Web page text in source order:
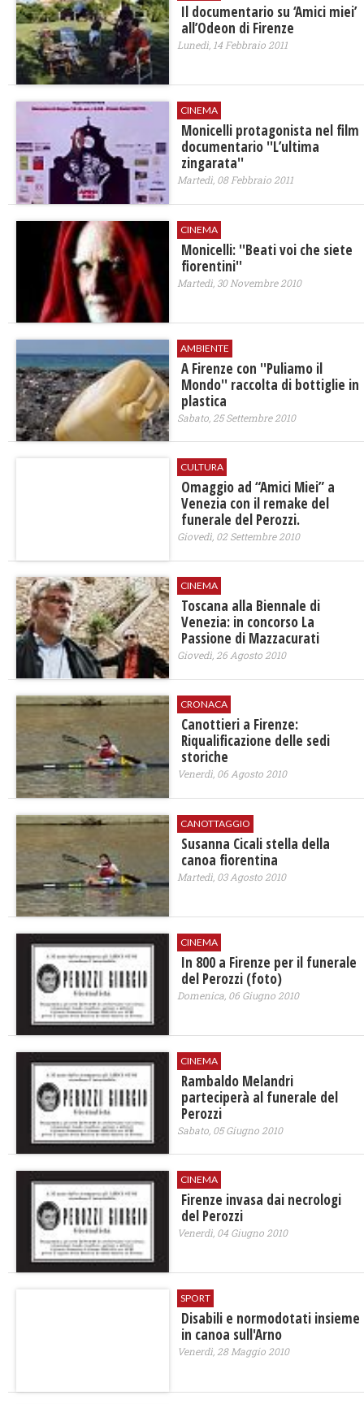
Il documentario su ‘Amici miei’
all’Odeon di Firenze
Lunedì, 14 Febbraio 2011
CINEMA
Monicelli protagonista nel film
documentario ''L’ultima
zingarata''
Martedì, 08 Febbraio 2011
CINEMA
Monicelli: ''Beati voi che siete
fiorentini''
Martedì, 30 Novembre 2010
AMBIENTE
A Firenze con ''Puliamo il
Mondo'' raccolta di bottiglie in
plastica
Sabato, 25 Settembre 2010
CULTURA
Omaggio ad “Amici Miei” a
Venezia con il remake del
funerale del Perozzi.
Giovedì, 02 Settembre 2010
CINEMA
Toscana alla Biennale di
Venezia: in concorso La
Passione di Mazzacurati
Giovedì, 26 Agosto 2010
CRONACA
Canottieri a Firenze:
Riqualificazione delle sedi
storiche
Venerdì, 06 Agosto 2010
CANOTTAGGIO
Susanna Cicali stella della
canoa fiorentina
Martedì, 03 Agosto 2010
CINEMA
In 800 a Firenze per il funerale
del Perozzi (foto)
Domenica, 06 Giugno 2010
CINEMA
Rambaldo Melandri
parteciperà al funerale del
Perozzi
Sabato, 05 Giugno 2010
CINEMA
Firenze invasa dai necrologi
del Perozzi
Venerdì, 04 Giugno 2010
SPORT
Disabili e normodotati insieme
in canoa sull'Arno
Venerdì, 28 Maggio 2010